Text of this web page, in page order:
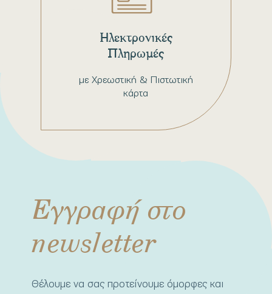
με Χρεωστική & Πιστωτική
κάρτα
Ηλεκτρονικές
Πληρωμές
Εγγραφή στο
newsletter
Θέλουμε να σας προτείνουμε όμορφες και